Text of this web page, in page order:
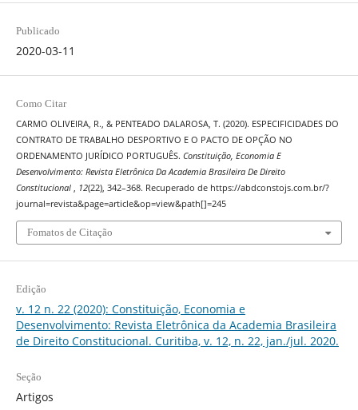
Publicado
2020-03-11
Como Citar
CARMO OLIVEIRA, R., & PENTEADO DALAROSA, T. (2020). ESPECIFICIDADES DO
CONTRATO DE TRABALHO DESPORTIVO E O PACTO DE OPÇÃO NO
ORDENAMENTO JURÍDICO PORTUGUÊS. Constituição, Economia E
Desenvolvimento: Revista Eletrônica Da Academia Brasileira De Direito
Constitucional , 12(22), 342–368. Recuperado de https://abdconstojs.com.br/?
journal=revista&page=article&op=view&path[]=245
Fomatos de Citação
Edição
v. 12 n. 22 (2020): Constituição, Economia e
Desenvolvimento: Revista Eletrônica da Academia Brasileira
de Direito Constitucional. Curitiba, v. 12, n. 22, jan./jul. 2020.
Seção
Artigos